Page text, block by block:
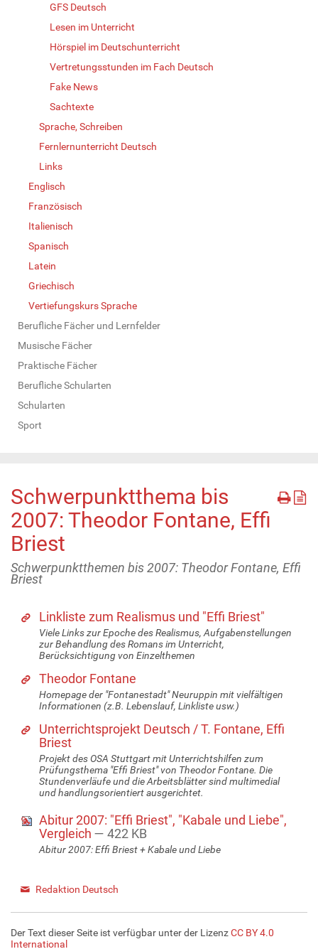
GFS Deutsch
Lesen im Unterricht
Hörspiel im Deutschunterricht
Vertretungsstunden im Fach Deutsch
Fake News
Sachtexte
Sprache, Schreiben
Fernlernunterricht Deutsch
Links
Englisch
Französisch
Italienisch
Spanisch
Latein
Griechisch
Vertiefungskurs Sprache
Berufliche Fächer und Lernfelder
Musische Fächer
Praktische Fächer
Berufliche Schularten
Schularten
Sport
Schwerpunktthema bis
2007: Theodor Fontane, Effi
Briest
Schwerpunktthemen bis 2007: Theodor Fontane, Effi
Briest
Linkliste zum Realismus und "Effi Briest"
Viele Links zur Epoche des Realismus, Aufgabenstellungen
zur Behandlung des Romans im Unterricht,
Berücksichtigung von Einzelthemen
Theodor Fontane
Homepage der "Fontanestadt" Neuruppin mit vielfältigen
Informationen (z.B. Lebenslauf, Linkliste usw.)
Unterrichtsprojekt Deutsch / T. Fontane, Effi
Briest
Projekt des OSA Stuttgart mit Unterrichtshilfen zum
Prüfungsthema "Effi Briest" von Theodor Fontane. Die
Stundenverläufe und die Arbeitsblätter sind multimedial
und handlungsorientiert ausgerichtet.
Abitur 2007: "Effi Briest", "Kabale und Liebe",
Vergleich — 422 KB
Abitur 2007: Effi Briest + Kabale und Liebe
Redaktion Deutsch
Der Text dieser Seite ist verfügbar unter der LizenzCC BY 4.0
International